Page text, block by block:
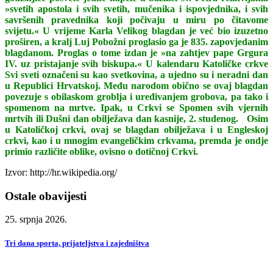
»svetih apostola i svih svetih, mučenika i ispovjednika, i svih
savršenih pravednika koji počivaju u miru po čitavome
svijetu.« U vrijeme Karla Velikog blagdan je već bio izuzetno
proširen, a kralj Luj Pobožni proglasio ga je 835. zapovjedanim
blagdanom. Proglas o tome izdan je »na zahtjev pape Grgura
IV. uz pristajanje svih biskupa.« U kalendaru Katoličke crkve
Svi sveti označeni su kao svetkovina, a ujedno su i neradni dan
u Republici Hrvatskoj. Među narodom obično se ovaj blagdan
povezuje s obilaskom groblja i uređivanjem grobova, pa tako i
spomenom na mrtve. Ipak, u Crkvi se Spomen svih vjernih
mrtvih ili Dušni dan obilježava dan kasnije, 2. studenog. Osim
u Katoličkoj crkvi, ovaj se blagdan obilježava i u Engleskoj
crkvi, kao i u mnogim evangeličkim crkvama, premda je ondje
primio različite oblike, ovisno o dotičnoj Crkvi.
Izvor: http://hr.wikipedia.org/
Ostale obavijesti
25. srpnja 2026.
Tri dana sporta, prijateljstva i zajedništva